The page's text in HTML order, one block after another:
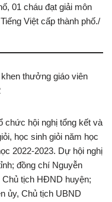
01 cháu đạt giải môn
Việt cấp thành phố./
thưởng giáo viên
chức hội nghị tổng kết và
học sinh giỏi năm học
2022-2023. Dự hội nghị
đồng chí Nguyễn
tịch HĐND huyện;
ủy, Chủ tịch UBND